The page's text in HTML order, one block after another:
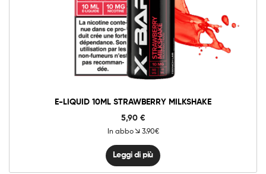
E-LIQUID 10ML STRAWBERRY MILKSHAKE
5,90 €
In abbo 3.90€
Leggi di più